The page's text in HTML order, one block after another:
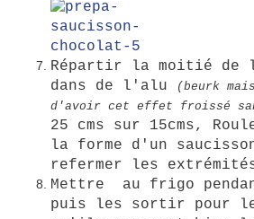
Répartir la moitié de
dans de l'alu
(beurk
d'avoir cet effet froissé
25 cms sur 15cms,
la forme d'un
refermer les
Mettre au frigo
puis les sortir pour